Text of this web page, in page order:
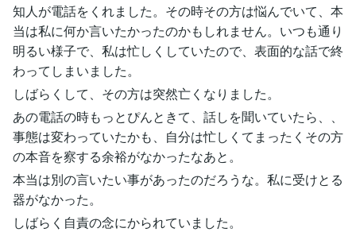
知人が電話をくれました。その時その方は悩んでいて、本
当は私に何か言いたかったのかもしれません。いつも通り
明るい様子で、私は忙しくしていたので、表面的な話で終
わってしまいました。
しばらくして、その方は突然亡くなりました。
あの電話の時もっとぴんときて、話しを聞いていたら、、
事態は変わっていたかも、自分は忙しくてまったくその方
の本音を察する余裕がなかったなあと。
本当は別の言いたい事があったのだろうな。私に受けとる
器がなかった。
しばらく自責の念にかられていました。